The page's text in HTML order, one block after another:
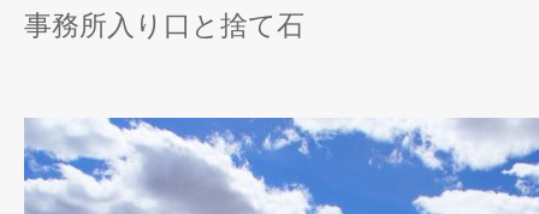
事務所入り口と捨て石